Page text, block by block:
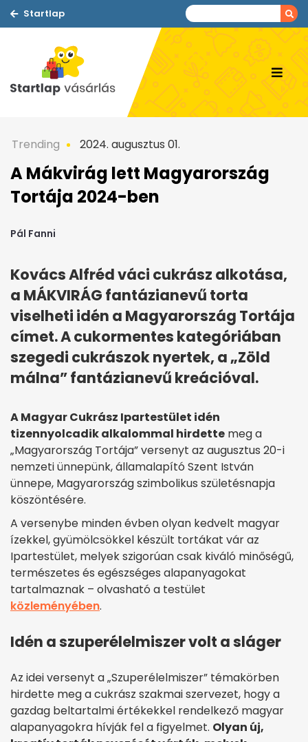
Startlap
Trending 2024. augusztus 01.
A Mákvirág lett Magyarország
Tortája 2024-ben
Pál Fanni
Kovács Alfréd váci cukrász alkotása,
a MÁKVIRÁG fantázianevű torta
viselheti idén a Magyarország Tortája
címet. A cukormentes kategóriában
szegedi cukrászok nyertek, a „Zöld
málna” fantázianevű kreációval.
A Magyar Cukrász Ipartestület idén
tizennyolcadik alkalommal hirdette meg a
„Magyarország Tortája” versenyt az augusztus 20-i
nemzeti ünnepünk, államalapító Szent István
ünnepe, Magyarország szimbolikus születésnapja
köszöntésére.
A versenybe minden évben olyan kedvelt magyar
ízekkel, gyümölcsökkel készült tortákat vár az
Ipartestület, melyek szigorúan csak kiváló minőségű,
természetes és egészséges alapanyagokat
tartalmaznak – olvasható a testület
közleményében.
Idén a szuperélelmiszer volt a sláger
Az idei versenyt a „Szuperélelmiszer” témakörben
hirdette meg a cukrász szakmai szervezet, hogy a
gazdag beltartalmi értékekkel rendelkező magyar
alapanyagokra hívják fel a figyelmet. Olyan új,